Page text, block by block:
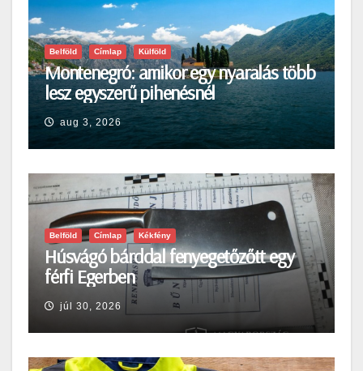
Belföld Címlap Külföld
Montenegró: amikor egy nyaralás több
lesz egyszerű pihenésnél
aug 3, 2026
Belföld Címlap Kékfény
Húsvágó bárddal fenyegetőzőtt egy
férfi Egerben
júl 30, 2026